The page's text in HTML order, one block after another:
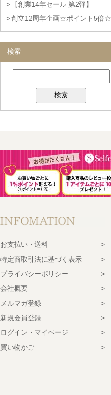
【創業14年セール 第2弾】
創立12周年企画☆ポイント5倍☆
検索
お支払い・送料
特定商取引法に基づく表示
プライバシーポリシー
会社概要
メルマガ登録
新規会員登録
ログイン・マイページ
買い物かご